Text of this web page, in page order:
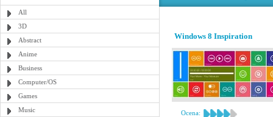
All
3D
Abstract
Anime
Business
Computer/OS
Games
Music
Windows 8 Inspiration
Ocena: